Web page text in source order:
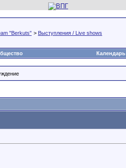
"Berkuts" > Выступления / Live shows
Календарь